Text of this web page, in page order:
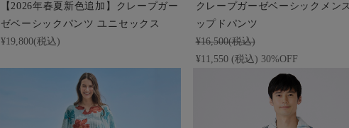
【2026年春夏新色追加】クレープガー
ゼベーシックパンツ ユニセックス
¥19,800(税込)
クレープガーゼベーシックメン
ップドパンツ
¥16,500(税込)
¥11,550 (税込) 30%OFF